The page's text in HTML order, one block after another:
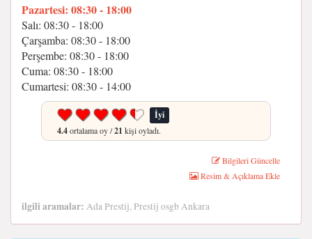
Pazartesi: 08:30 - 18:00
Salı: 08:30 - 18:00
Çarşamba: 08:30 - 18:00
Perşembe: 08:30 - 18:00
Cuma: 08:30 - 18:00
Cumartesi: 08:30 - 14:00
İyi
4.4ortalama oy /21 kişi oyladı.
Bilgileri Güncelle
Resim & Açıklama Ekle
ilgili aramalar: Ada Prestij, Prestij osgb Ankara